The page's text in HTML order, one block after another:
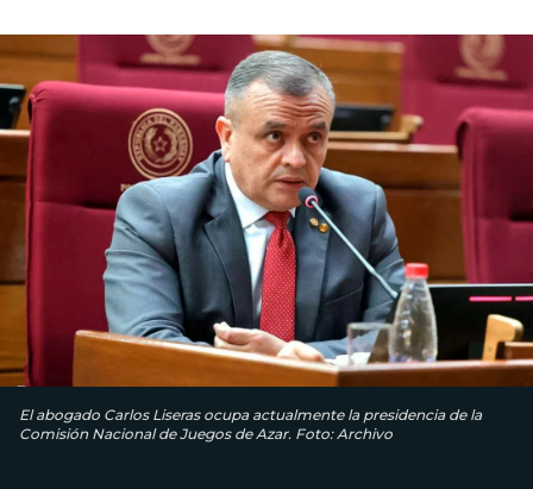
El abogado Carlos Liseras ocupa actualmente la presidencia de la
Comisión Nacional de Juegos de Azar. Foto: Archivo